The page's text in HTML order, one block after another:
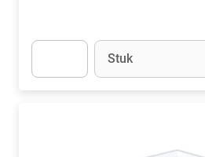
Eenheid
Stuk